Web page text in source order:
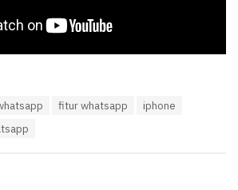
fitur whatsapp
iphone